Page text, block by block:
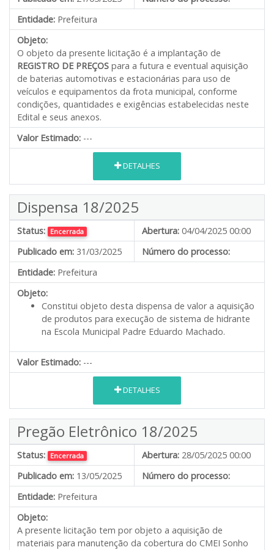
Entidade: Prefeitura
Objeto:
O objeto da presente licitação é a implantação de
REGISTRO DE PREÇOS para a futura e eventual aquisição
de baterias automotivas e estacionárias para uso de
veículos e equipamentos da frota municipal, conforme
condições, quantidades e exigências estabelecidas neste
Edital e seus anexos.
Valor Estimado: ---
DETALHES
Dispensa 18/2025
Status: Encerrada Abertura: 04/04/2025 00:00
Publicado em: 31/03/2025
Número do processo:
Entidade: Prefeitura
Objeto:
Constitui objeto desta dispensa de valor a aquisição
de produtos para execução de sistema de hidrante
na Escola Municipal Padre Eduardo Machado.
Valor Estimado: ---
DETALHES
Pregão Eletrônico 18/2025
Status: Encerrada Abertura: 28/05/2025 00:00
Publicado em: 13/05/2025
Número do processo:
Entidade: Prefeitura
Objeto:
A presente licitação tem por objeto a aquisição de
materiais para manutenção da cobertura do CMEI Sonho